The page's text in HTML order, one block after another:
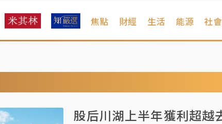
焦點 財經 生活 能源 社會
股后川湖上半年獲利超越